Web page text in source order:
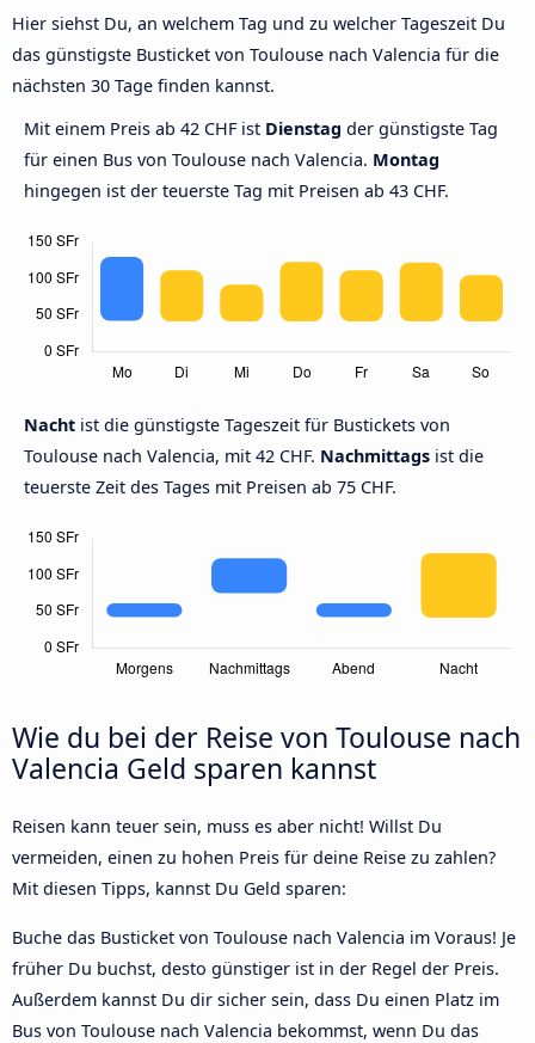
Hier siehst Du, an welchem Tag und zu welcher Tageszeit Du
das günstigste Busticket von Toulouse nach Valencia für die
nächsten 30 Tage finden kannst.
Mit einem Preis ab 42 CHF ist Dienstag der günstigste Tag
für einen Bus von Toulouse nach Valencia. Montag
hingegen ist der teuerste Tag mit Preisen ab 43 CHF.
Nacht ist die günstigste Tageszeit für Bustickets von
Toulouse nach Valencia, mit 42 CHF. Nachmittags ist die
teuerste Zeit des Tages mit Preisen ab 75 CHF.
Wie du bei der Reise von Toulouse nach
Valencia Geld sparen kannst
Reisen kann teuer sein, muss es aber nicht! Willst Du
vermeiden, einen zu hohen Preis für deine Reise zu zahlen?
Mit diesen Tipps, kannst Du Geld sparen:
Buche das Busticket von Toulouse nach Valencia im Voraus! Je
früher Du buchst, desto günstiger ist in der Regel der Preis.
Außerdem kannst Du dir sicher sein, dass Du einen Platz im
Bus von Toulouse nach Valencia bekommst, wenn Du das